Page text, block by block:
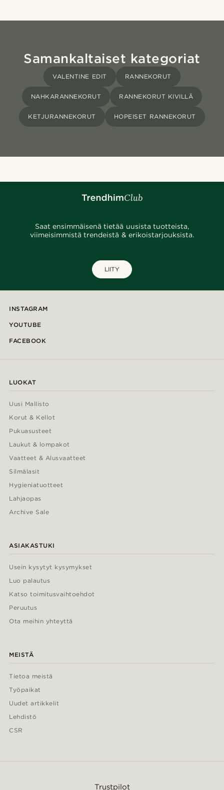
Samankaltaiset kategoriat
VALENTINE EDIT RANNEKORUT
NAHKARANNEKORUT RANNEKORUT KIVILLÄ
KETJURANNEKORUT HOPEISET RANNEKORUT
Saat ensimmäisenä tietää uusista tuotteista,
viimeisimmistä trendeistä & erikoistarjouksista.
LIITY
INSTAGRAM
YOUTUBE
FACEBOOK
LUOKAT
Uusi Mallisto
Korut & Kellot
Pukuasusteet
Laukut & lompakot
Vaatteet & Alusvaatteet
Silmälasit
Hygieniatuotteet
Lahjaopas
Archive Sale
ASIAKASTUKI
Usein kysytyt kysymykset
Luo palautus
Katso toimitusvaihtoehdot
Peruutus
Ota meihin yhteyttä
MEISTÄ
Tietoa meistä
Työpaikat
Uudet artikkelit
Lehdistö
CSR
Trustpilot